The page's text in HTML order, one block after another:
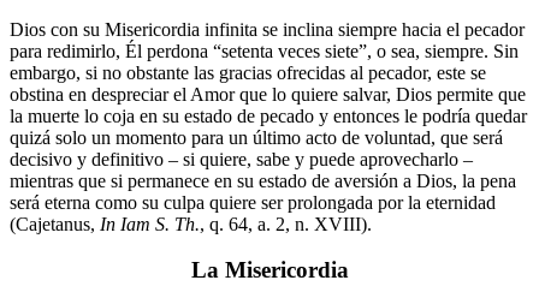
Dios con su Misericordia infinita se inclina siempre hacia el pecador
para redimirlo, Él perdona “setenta veces siete”, o sea, siempre. Sin
embargo, si no obstante las gracias ofrecidas al pecador, este se
obstina en despreciar el Amor que lo quiere salvar, Dios permite que
la muerte lo coja en su estado de pecado y entonces le podría quedar
quizá solo un momento para un último acto de voluntad, que será
decisivo y definitivo – si quiere, sabe y puede aprovecharlo –
mientras que si permanece en su estado de aversión a Dios, la pena
será eterna como su culpa quiere ser prolongada por la eternidad
(Cajetanus, In Iam S. Th., q. 64, a. 2, n. XVIII).
La Misericordia